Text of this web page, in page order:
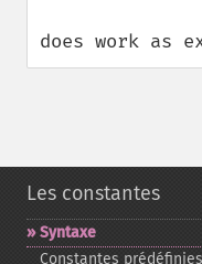
does work as
Les constantes
Syntaxe
Constantes prédéfinies